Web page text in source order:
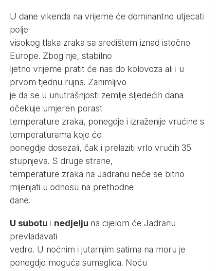
U dane vikenda na vrijeme će dominantno utjecati
polje
visokog tlaka zraka sa središtem iznad istočno
Europe. Zbog nje, stabilno
ljetno vrijeme pratit će nas do kolovoza ali i u
prvom tjednu rujna. Zanimljivo
je da se u unutrašnjosti zemlje sljedećih dana
očekuje umjeren porast
temperature zraka, ponegdje i izraženije vrućine s
temperaturama koje će
ponegdje dosezali, čak i prelaziti vrlo vrućih 35
stupnjeva. S druge strane,
temperature zraka na Jadranu neće se bitno
mijenjati u odnosu na prethodne
dane.
U subotu i nedjelju na cijelom će Jadranu
prevladavati
vedro. U noćnim i jutarnjim satima na moru je
ponegdje moguća sumaglica. Noću